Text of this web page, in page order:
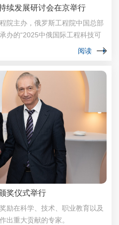
续发展研讨会在京举行
院主办，俄罗斯工程院中国总部
办的“2025中俄国际工程科技可
店多功能厅隆重召开
阅读
奖仪式举行
励在科学、技术、职业教育以及
出重大贡献的专家。